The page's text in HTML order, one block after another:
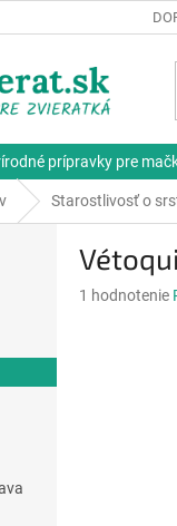
prípravky pre
Starostlivosť o
Priemerné
1 hodnotenie